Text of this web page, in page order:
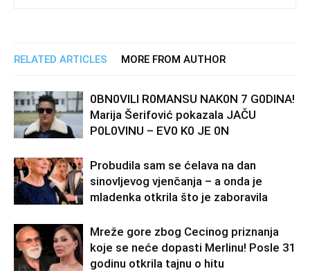
RELATED ARTICLES MORE FROM AUTHOR
0BN0VlLl R0MANSU NAK0N 7 G0DlNA!
Marija Šerifović pokazala JAČU
P0L0VINU – EV0 K0 JE 0N
Probudila sam se ćelava na dan
sinovljevog vjenčanja – a onda je
mladenka otkrila što je zaboravila
Mreže gore zbog Cecinog priznanja
koje se neće dopasti Merlinu! Posle 31
godinu otkrila tajnu o hitu